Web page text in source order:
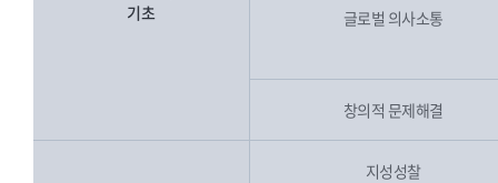
기초
글로벌 의사소통
창의적 문제해결
지성성찰